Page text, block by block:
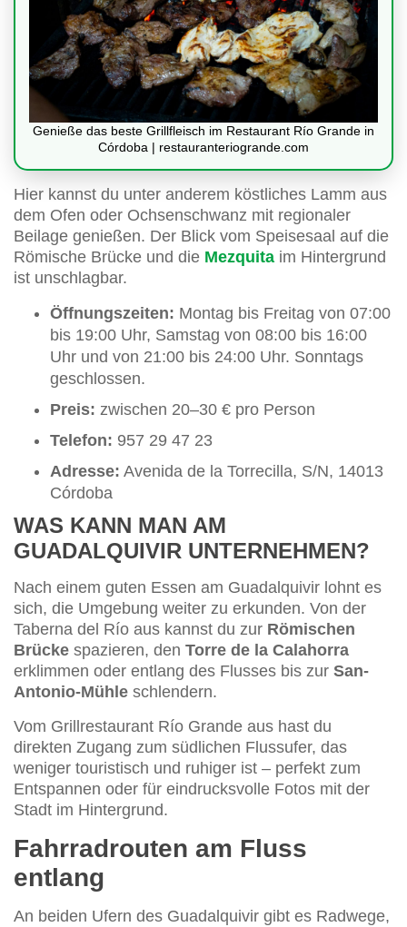
Genieße das beste Grillfleisch im Restaurant Río Grande in
Córdoba | restauranteriogrande.com
Hier kannst du unter anderem köstliches Lamm aus
dem Ofen oder Ochsenschwanz mit regionaler
Beilage genießen. Der Blick vom Speisesaal auf die
Römische Brücke und die Mezquita im Hintergrund
ist unschlagbar.
Öffnungszeiten: Montag bis Freitag von 07:00
bis 19:00 Uhr, Samstag von 08:00 bis 16:00
Uhr und von 21:00 bis 24:00 Uhr. Sonntags
geschlossen.
Preis: zwischen 20–30 € pro Person
Telefon: 957 29 47 23
Adresse: Avenida de la Torrecilla, S/N, 14013
Córdoba
WAS KANN MAN AM
GUADALQUIVIR UNTERNEHMEN?
Nach einem guten Essen am Guadalquivir lohnt es
sich, die Umgebung weiter zu erkunden. Von der
Taberna del Río aus kannst du zur Römischen
Brücke spazieren, den Torre de la Calahorra
erklimmen oder entlang des Flusses bis zur San-
Antonio-Mühle schlendern.
Vom Grillrestaurant Río Grande aus hast du
direkten Zugang zum südlichen Flussufer, das
weniger touristisch und ruhiger ist – perfekt zum
Entspannen oder für eindrucksvolle Fotos mit der
Stadt im Hintergrund.
Fahrradrouten am Fluss
entlang
An beiden Ufern des Guadalquivir gibt es Radwege,